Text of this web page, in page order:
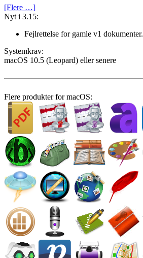
[Flere …]
Nyt i 3.15:
Fejlrettelse for gamle v1 dokumenter.
System­krav:
macOS 10.5 (Leopard) eller senere
Flere produkter for macOS: